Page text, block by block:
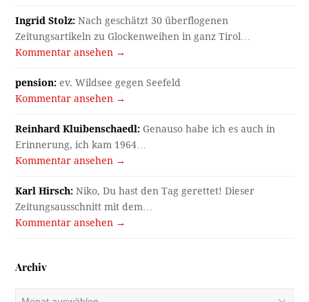
Ingrid Stolz: Nach geschätzt 30 überflogenen
Zeitungsartikeln zu Glockenweihen in ganz Tirol…
Kommentar ansehen →
pension: ev. Wildsee gegen Seefeld
Kommentar ansehen →
Reinhard Kluibenschaedl: Genauso habe ich es auch in
Erinnerung, ich kam 1964…
Kommentar ansehen →
Karl Hirsch: Niko, Du hast den Tag gerettet! Dieser
Zeitungsausschnitt mit dem…
Kommentar ansehen →
Archiv